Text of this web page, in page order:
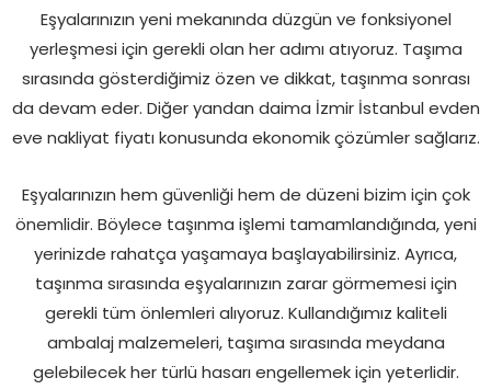
Eşyalarınızın yeni mekanında düzgün ve fonksiyonel
yerleşmesi için gerekli olan her adımı atıyoruz. Taşıma
sırasında gösterdiğimiz özen ve dikkat, taşınma sonrası
da devam eder. Diğer yandan daima İzmir İstanbul evden
eve nakliyat fiyatı konusunda ekonomik çözümler sağlarız.
Eşyalarınızın hem güvenliği hem de düzeni bizim için çok
önemlidir. Böylece taşınma işlemi tamamlandığında, yeni
yerinizde rahatça yaşamaya başlayabilirsiniz. Ayrıca,
taşınma sırasında eşyalarınızın zarar görmemesi için
gerekli tüm önlemleri alıyoruz. Kullandığımız kaliteli
ambalaj malzemeleri, taşıma sırasında meydana
gelebilecek her türlü hasarı engellemek için yeterlidir.